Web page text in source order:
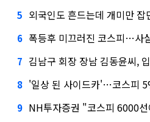
5 외국인도 흔드는데 개미만 잡던
6 폭등후 미끄러진 코스피…사
7 김남구 회장 장남 김동윤씨, 입사
8 '일상 된 사이드카'…코스피
9 NH투자증권 "코스피 6000선이 바